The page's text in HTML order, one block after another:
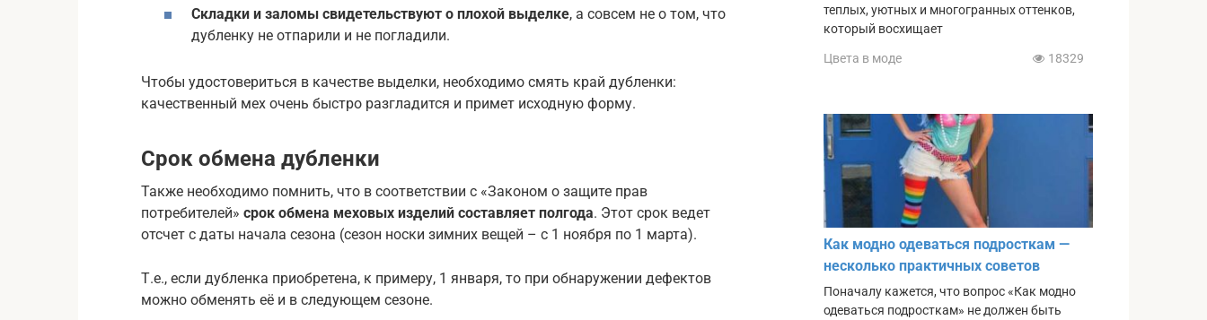
Складки и заломы свидетельствуют о плохой выделке, а совсем не о том, что
дубленку не отпарили и не погладили.
Чтобы удостовериться в качестве выделки, необходимо смять край дубленки:
качественный мех очень быстро разгладится и примет исходную форму.
Срок обмена дубленки
Также необходимо помнить, что в соответствии с «Законом о защите прав
потребителей» срок обмена меховых изделий составляет полгода. Этот срок ведет
отсчет с даты начала сезона (сезон носки зимних вещей – с 1 ноября по 1 марта).
Т.е., если дубленка приобретена, к примеру, 1 января, то при обнаружении дефектов
можно обменять её и в следующем сезоне.
теплых, уютных и многогранных оттенков,
который восхищает
Цвета в моде 18329
Как модно одеваться подросткам —
несколько практичных советов
Поначалу кажется, что вопрос «Как модно
одеваться подросткам» не должен быть